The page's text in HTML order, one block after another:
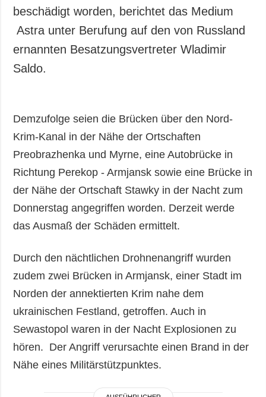
beschädigt worden, berichtet das Medium
Astra unter Berufung auf den von Russland
ernannten Besatzungsvertreter Wladimir
Saldo.
Demzufolge seien die Brücken über den Nord-
Krim-Kanal in der Nähe der Ortschaften
Preobrazhenka und Myrne, eine Autobrücke in
Richtung Perekop - Armjansk sowie eine Brücke in
der Nähe der Ortschaft Stawky in der Nacht zum
Donnerstag angegriffen worden. Derzeit werde
das Ausmaß der Schäden ermittelt.
Durch den nächtlichen Drohnenangriff wurden
zudem zwei Brücken in Armjansk, einer Stadt im
Norden der annektierten Krim nahe dem
ukrainischen Festland, getroffen. Auch in
Sewastopol waren in der Nacht Explosionen zu
hören. Der Angriff verursachte einen Brand in der
Nähe eines Militärstützpunktes.